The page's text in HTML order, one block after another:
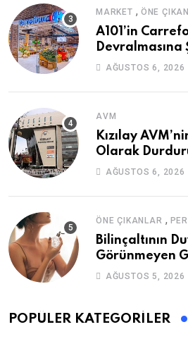
MARKET , ÖNE
A101’in
Devralmasına
AĞUSTOS 6, 2026
AVM
Kızılay
Olarak
AĞUSTOS 6, 2026
ÖNE ÇIKANLAR ,
Bilinçaltının
Görünmeyen
AĞUSTOS 5, 2026
POPÜLER KATEGORILER